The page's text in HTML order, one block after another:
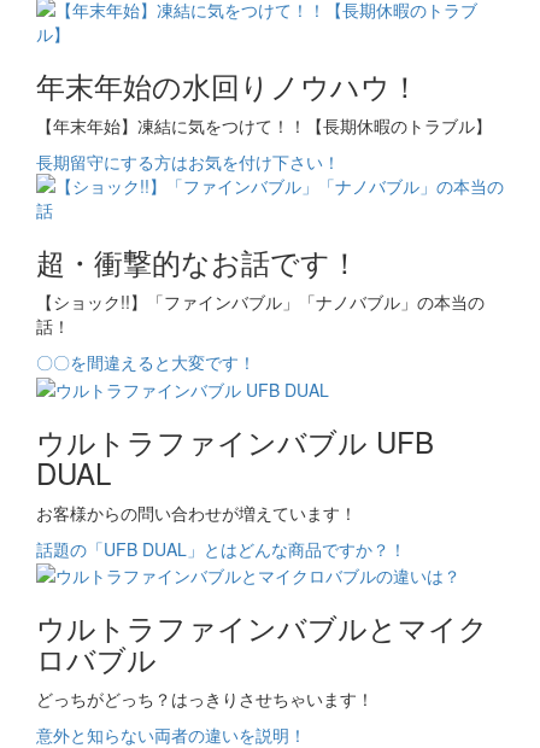
年末年始の水回りノウハウ！
【年末年始】凍結に気をつけて！！【長期休暇のトラブル】
長期留守にする方はお気を付け下さい！
超・衝撃的なお話です！
【ショック!!】「ファインバブル」「ナノバブル」の本当の
話！
〇〇を間違えると大変です！
ウルトラファインバブル UFB
DUAL
お客様からの問い合わせが増えています！
話題の「UFB DUAL」とはどんな商品ですか？！
ウルトラファインバブルとマイク
ロバブル
どっちがどっち？はっきりさせちゃいます！
意外と知らない両者の違いを説明！